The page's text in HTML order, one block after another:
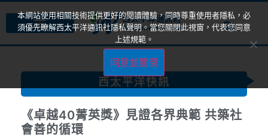
西太平洋快訊
卓越 40，致敬非凡影響力—台灣最具指
標性的菁英獎即將揭曉
本網站使用相關技術提供更好的閱讀體驗，同時尊重使用者隱私，必
須優先瞭解西太平洋通訊社隱私聲明。當您關閉此視窗，代表您同意
上述規範。
同意並關閉